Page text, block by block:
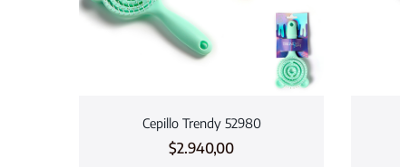
Cepillo Trendy 52980
$2.940,00